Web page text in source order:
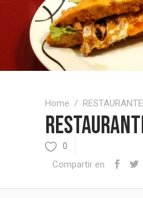
Home /
0
Compartir en